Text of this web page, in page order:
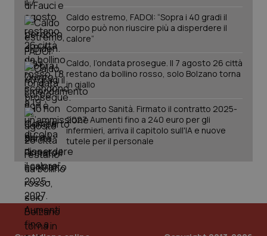
Caldo estremo, FADOI: “Sopra i 40 gradi il
corpo può non riuscire più a disperdere il
calore”
Caldo, l’ondata prosegue. Il 7 agosto 26 città
restano da bollino rosso, solo Bolzano torna
in giallo
Comparto Sanità. Firmato il contratto 2025-
2027. Aumenti fino a 240 euro per gli
infermieri, arriva il capitolo sull'IA e nuove
tutele per il personale
PHPSESSID
PHP.net
www.quotidianosanita.it